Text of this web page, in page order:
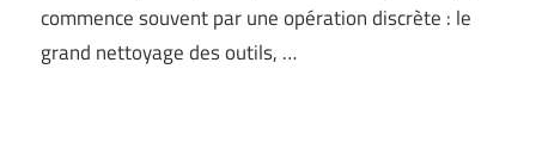
commence souvent par une opération discrète : le
grand nettoyage des outils, …